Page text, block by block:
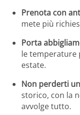
Prenota con
mete più
Porta
le temperature
estate.
Non perderti
storico, con la
avvolge tutto.